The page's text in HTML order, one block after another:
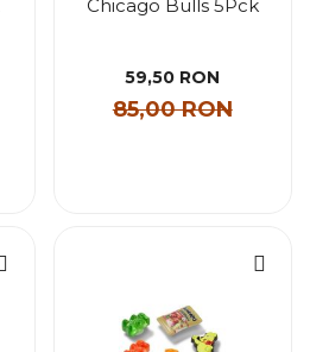
Chicago Bulls 5Pck
59,50 RON
85,00 RON